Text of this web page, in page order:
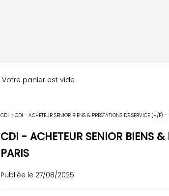
Votre panier est vide
CDI >CDI - ACHETEUR SENIOR BIENS & PRESTATIONS DE SERVICE (H/F) -
CDI - ACHETEUR SENIOR BIENS
PARIS
Publiée le 27/08/2025